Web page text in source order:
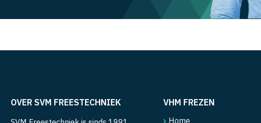
OVER SVM FREESTECHNIEK VHM FREZEN
Home